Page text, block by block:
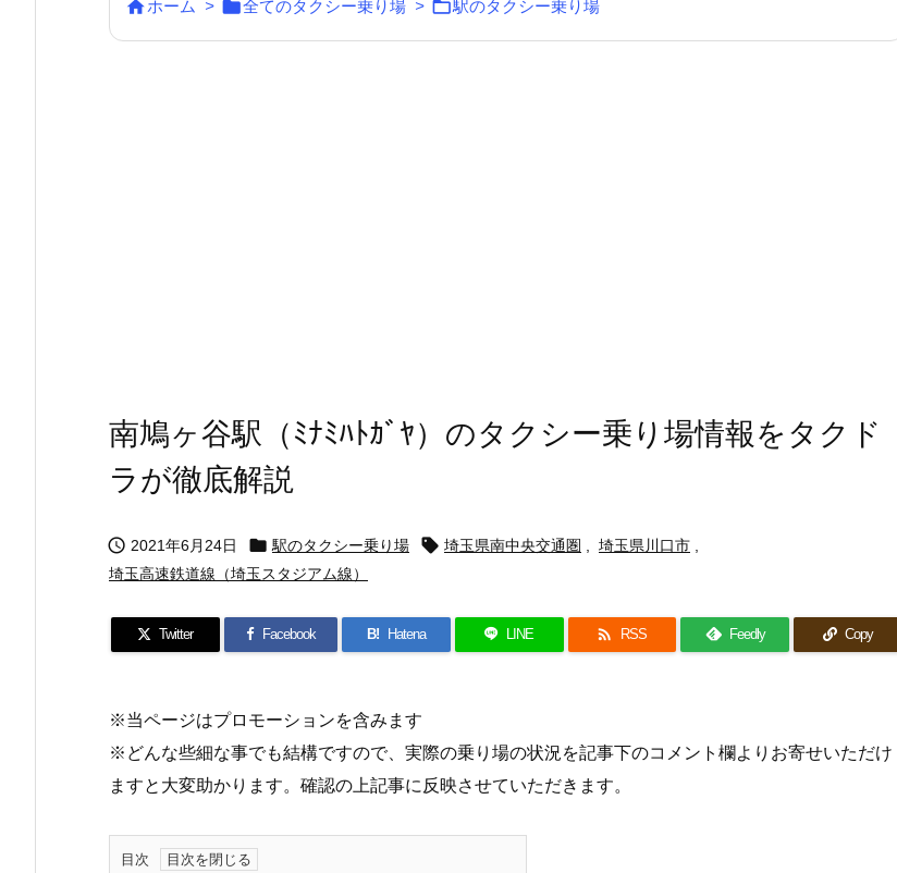
ホーム > 全てのタクシー乗り場 > 駅のタクシー乗り場
南鳩ヶ谷駅（ﾐﾅﾐﾊﾄｶﾞﾔ）のタクシー乗り場情報をタクド
ラが徹底解説
 2021年6月24日  駅のタクシー乗り場  埼玉県南中央交通圏 埼玉県川口市
埼玉高速鉄道線（埼玉スタジアム線）
Twitter Facebook B! Hatena LINE  RSS Feedly Copy
※当ページはプロモーションを含みます
※どんな些細な事でも結構ですので、実際の乗り場の状況を記事下のコメント欄よりお寄せいただけ
ますと大変助かります。確認の上記事に反映させていただきます。
目次